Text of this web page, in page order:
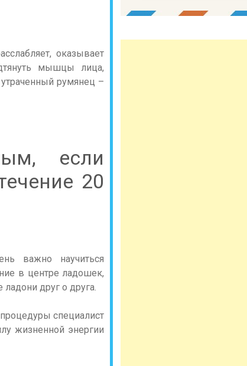
оказывает
мышцы лица,
румянец –
если
20
важно научиться
в центре ладошек,
друг о друга.
специалист
жизненной энергии